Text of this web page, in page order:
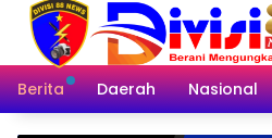
Langsung
konten
Berita
Daerah Nasional